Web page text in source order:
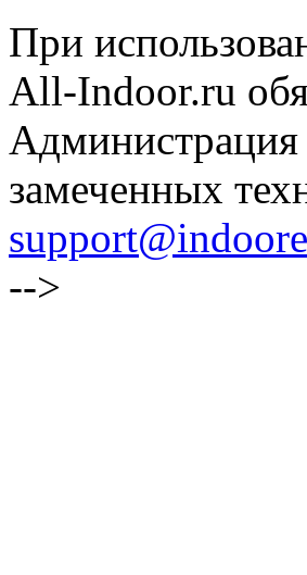
При
All-Indoor.ru
Администрация
замеченных
-->